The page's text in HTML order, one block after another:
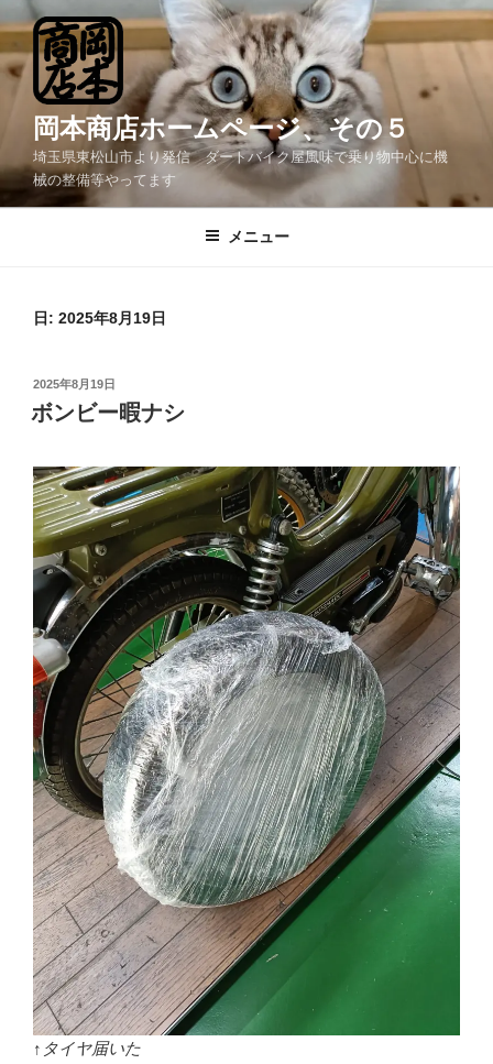
ン
テ
ス
岡本商店ホームページ、その５
埼玉県東松山市より発信 ダートバイク屋風味で乗り物中心に機
械の整備等やってます
メニュー
日: 2025年8月19日
投
稿
日:
2025年8月19日
ボンビー暇ナシ
↑タイヤ届いた